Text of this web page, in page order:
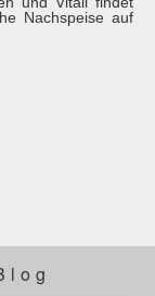
Nachspeise auf